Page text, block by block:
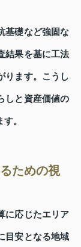
基礎など強固な
結果を基に工法
ります。こうし
しと資産価値の
。
ための視
に応じたエリア
目安となる地域